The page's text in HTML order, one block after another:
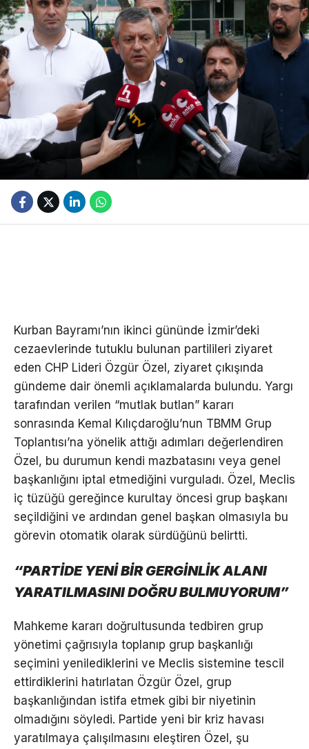
Kurban Bayramı’nın ikinci gününde İzmir’deki
cezaevlerinde tutuklu bulunan partilileri ziyaret
eden CHP Lideri Özgür Özel, ziyaret çıkışında
gündeme dair önemli açıklamalarda bulundu. Yargı
tarafından verilen “mutlak butlan” kararı
sonrasında Kemal Kılıçdaroğlu’nun TBMM Grup
Toplantısı’na yönelik attığı adımları değerlendiren
Özel, bu durumun kendi mazbatasını veya genel
başkanlığını iptal etmediğini vurguladı. Özel, Meclis
iç tüzüğü gereğince kurultay öncesi grup başkanı
seçildiğini ve ardından genel başkan olmasıyla bu
görevin otomatik olarak sürdüğünü belirtti.
“PARTİDE YENİ BİR GERGİNLİK ALANI
YARATILMASINI DOĞRU BULMUYORUM”
Mahkeme kararı doğrultusunda tedbiren grup
yönetimi çağrısıyla toplanıp grup başkanlığı
seçimini yenilediklerini ve Meclis sistemine tescil
ettirdiklerini hatırlatan Özgür Özel, grup
başkanlığından istifa etmek gibi bir niyetinin
olmadığını söyledi. Partide yeni bir kriz havası
yaratılmaya çalışılmasını eleştiren Özel, şu